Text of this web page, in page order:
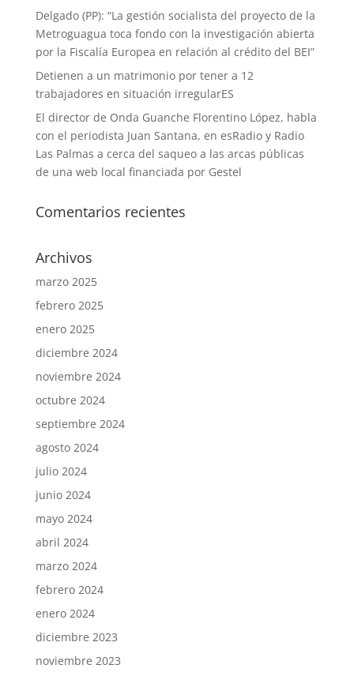
Delgado (PP): “La gestión socialista del proyecto de la
Metroguagua toca fondo con la investigación abierta
por la Fiscalía Europea en relación al crédito del BEI”
Detienen a un matrimonio por tener a 12
trabajadores en situación irregularES
El director de Onda Guanche Florentino López, habla
con el periodista Juan Santana, en esRadio y Radio
Las Palmas a cerca del saqueo a las arcas públicas
de una web local financiada por Gestel
Comentarios recientes
Archivos
marzo 2025
febrero 2025
enero 2025
diciembre 2024
noviembre 2024
octubre 2024
septiembre 2024
agosto 2024
julio 2024
junio 2024
mayo 2024
abril 2024
marzo 2024
febrero 2024
enero 2024
diciembre 2023
noviembre 2023